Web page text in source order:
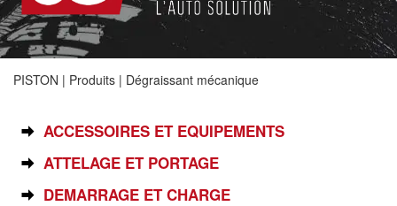
PISTON | Produits | Dégraissant mécanique
ACCESSOIRES ET EQUIPEMENTS
ATTELAGE ET PORTAGE
DEMARRAGE ET CHARGE